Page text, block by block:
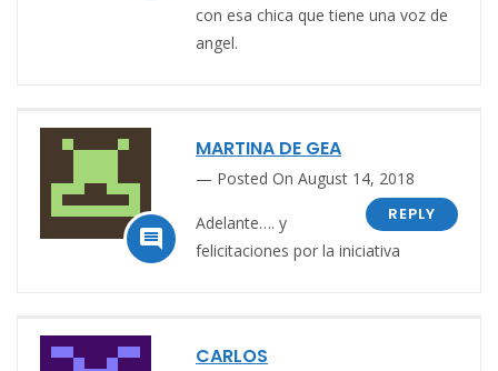
con esa chica que tiene una voz de
angel.

MARTINA DE GEA
Posted On August 14, 2018
REPLY
Adelante…. y
felicitaciones por la iniciativa
CARLOS